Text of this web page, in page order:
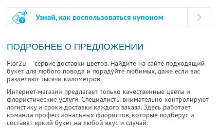
Узнай, как воспользоваться купоном
ПОДРОБНЕЕ О ПРЕДЛОЖЕНИИ
Flor2u — сервис доставки цветов. Найдите на сайте подходящий
букет для любого повода и порадуйте любимых, даже если вас
разделяют тысячи километров.
Интернет-магазин предлагает только качественные цветы и
флористические услуги. Специалисты внимательно контролируют
логистику и сроки доставки каждого заказа. Здесь работает
команда профессиональных флористов, которые подберут и
составят яркий букет на любой вкус и случай.